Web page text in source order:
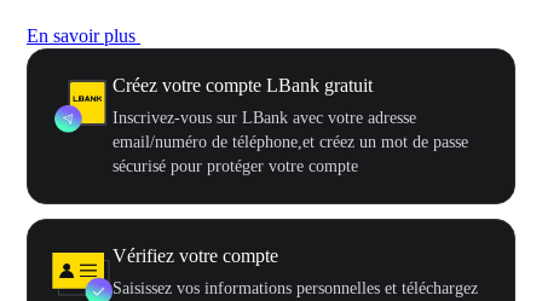
En savoir plus
Créez votre compte LBank gratuit
Inscrivez-vous sur LBank avec votre adresse
email/numéro de téléphone,et créez un mot de passe
sécurisé pour protéger votre compte
Vérifiez votre compte
Saisissez vos informations personnelles et téléchargez